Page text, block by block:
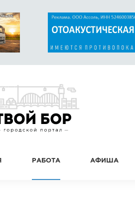
РАБОТА АФИША